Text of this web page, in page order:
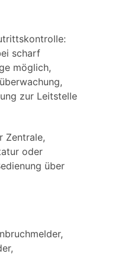
scharf
möglich,
zur Leitstelle
Zentrale,
oder
über